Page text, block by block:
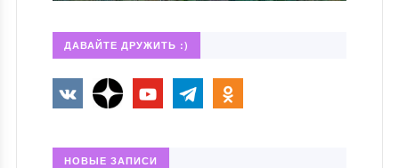
ДАВАЙТЕ ДРУЖИТЬ :)
НОВЫЕ ЗАПИСИ